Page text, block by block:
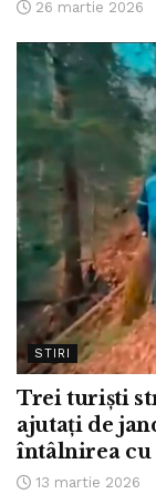
26 martie 2026
STIRI
Trei turiști
ajutați de
întâlnirea cu
13 martie 2026